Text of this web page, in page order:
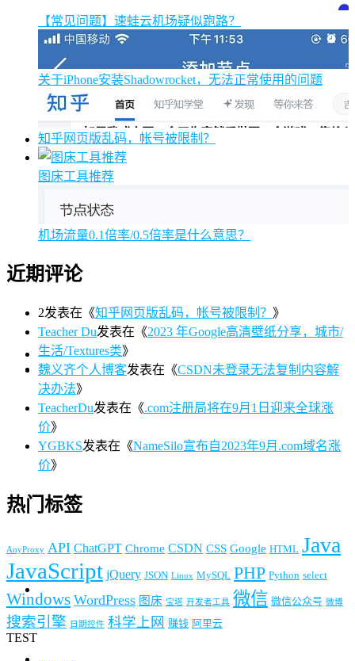
【常见问题】速蛙云机场疑似跑路？
关于iPhone安装Shadowrocket，无法正常使用的问题
知乎网页版乱码，帐号被限制？
图床工具推荐
机场流量0.1倍率/0.5倍率是什么意思？
近期评论
2发表在《知乎网页版乱码，帐号被限制？ 》
Teacher Du发表在《2023 年Google高清壁纸分享，城市/
生活/Textures类》
魏义齐个人博客发表在《CSDN未登录无法复制内容解
决办法》
TeacherDu发表在《.com注册局将在9月1日迎来全球涨
价》
YGBKS发表在《NameSilo宣布自2023年9月.com域名涨
价》
热门标签
AnyProxy API ChatGPT Chrome CSDN CSS Google HTML Java
JavaScript jQuery JSON Linux MySQL PHP Python select
Windows WordPress 图床 宝塔 开发者工具 微信 微信公众号 微博
搜索引擎 日期控件 科学上网 赚钱 阿里云
TEST